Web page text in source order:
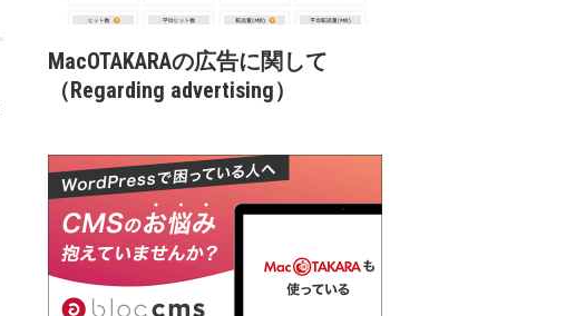
MacOTAKARAの広告に関して
（Regarding advertising）